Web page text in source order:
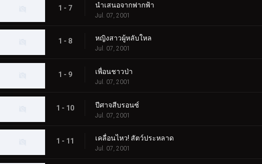
1 - 7 นำเสนอจากฟากฟ้า
Jul. 07, 2001
1 - 8 หญิงสาวผู้หลับใหล
Jul. 07, 2001
1 - 9 เพื่อนชาวป่า
Jul. 07, 2001
1 - 10 ปีศาจสีบรอนซ์
Jul. 07, 2001
1 - 11 เคลื่อนไหว! สัตว์ประหลาด
Jul. 07, 2001